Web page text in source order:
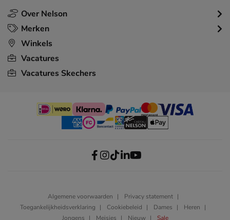
Over Nelson
Merken
Winkels
Vacatures
Vacatures Skechers
Algemene voorwaarden
Privacy statement
Toegankelijkheidsverklaring
Cookiebeleid Dames
Heren
Jongens
Meisjes Nieuw Sale